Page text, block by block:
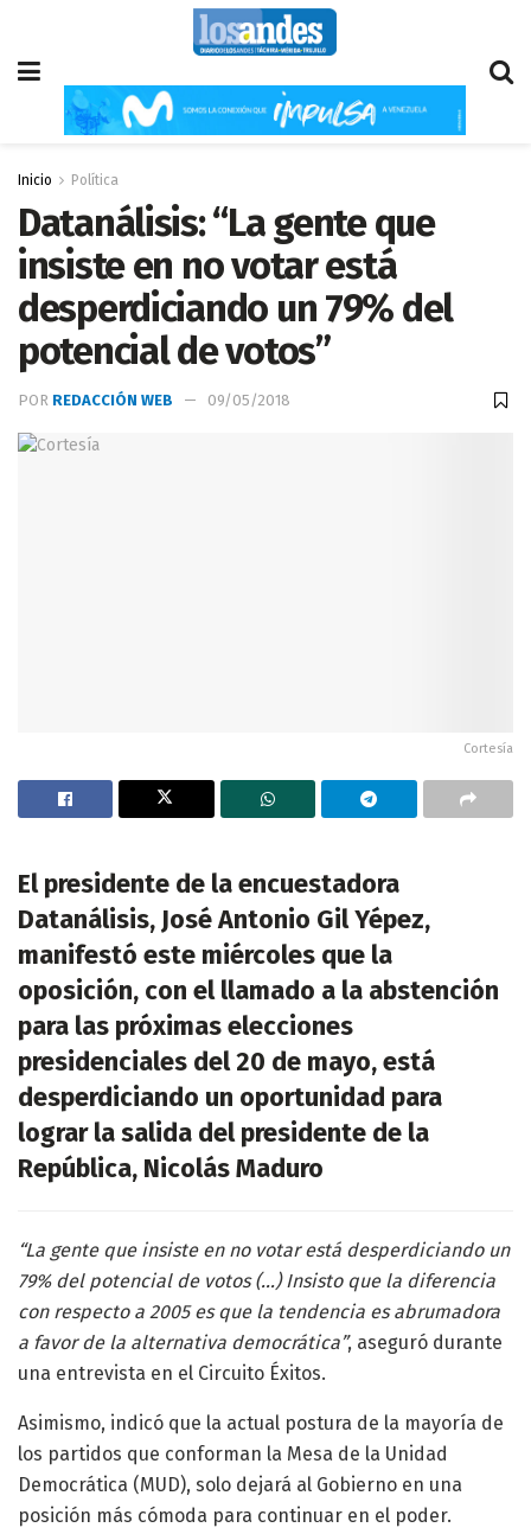
Inicio Política
Datanálisis: “La gente que
insiste en no votar está
desperdiciando un 79% del
potencial de votos”
POR REDACCIÓN WEB 09/05/2018
Cortesía
El presidente de la encuestadora
Datanálisis, José Antonio Gil Yépez,
manifestó este miércoles que la
oposición, con el llamado a la abstención
para las próximas elecciones
presidenciales del 20 de mayo, está
desperdiciando un oportunidad para
lograr la salida del presidente de la
República, Nicolás Maduro
“La gente que insiste en no votar está desperdiciando un
79% del potencial de votos (…) Insisto que la diferencia
con respecto a 2005 es que la tendencia es abrumadora
a favor de la alternativa democrática”, aseguró durante
una entrevista en el Circuito Éxitos.
Asimismo, indicó que la actual postura de la mayoría de
los partidos que conforman la Mesa de la Unidad
Democrática (MUD), solo dejará al Gobierno en una
posición más cómoda para continuar en el poder.